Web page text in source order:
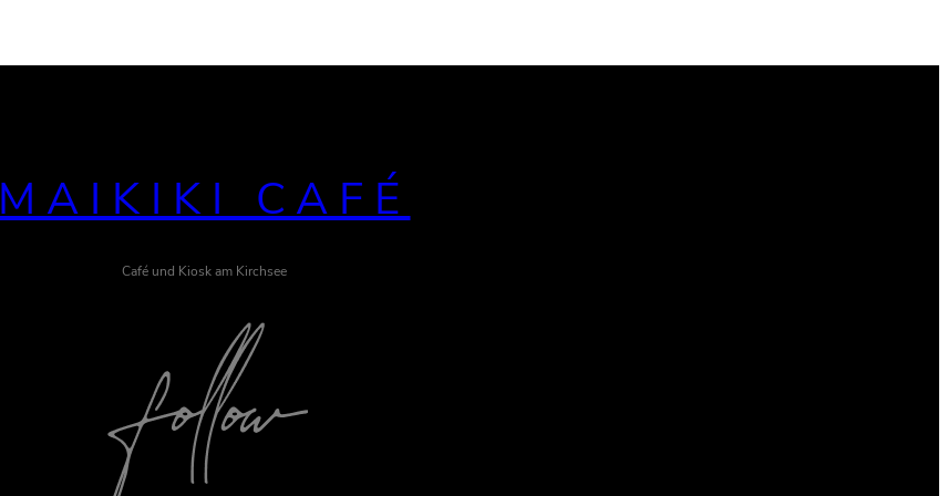
MAIKIKI CAFÉ
Café und Kiosk am Kirchsee